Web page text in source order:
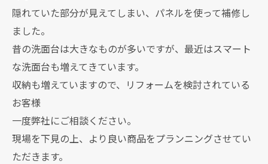
隠れていた部分が見えてしまい、パネルを使って補修し
ました。
昔の洗面台は大きなものが多いですが、最近はスマート
な洗面台も増えてきています。
収納も増えていますので、リフォームを検討されている
お客様
一度弊社にご相談ください。
現場を下見の上、より良い商品をプランニングさせてい
ただきます。